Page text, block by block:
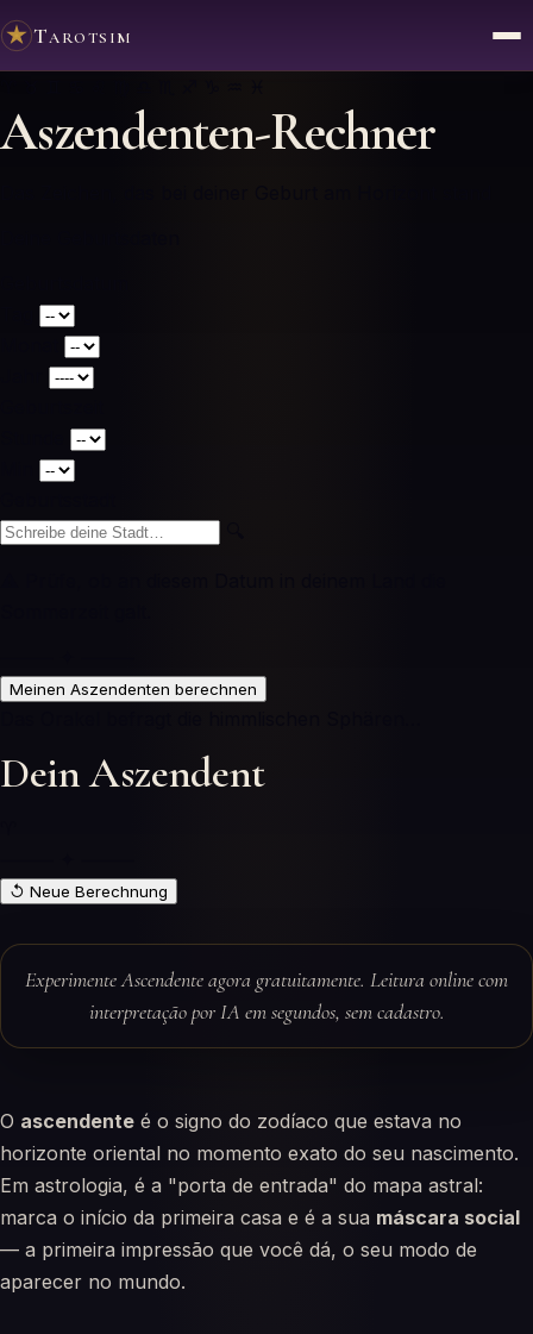
Tarotsim
Aszendenten-Rechner
Meinen Aszendenten berechnen
Dein Aszendent
↺ Neue Berechnung
Experimente Ascendente agora gratuitamente. Leitura online com
interpretação por IA em segundos, sem cadastro.
O ascendente é o signo do zodíaco que estava no
horizonte oriental no momento exato do seu nascimento.
Em astrologia, é a "porta de entrada" do mapa astral:
marca o início da primeira casa e é a sua máscara social
— a primeira impressão que você dá, o seu modo de
aparecer no mundo.